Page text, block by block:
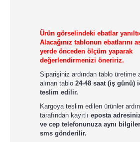
Ürün görselindeki ebatlar
Alacağınız tablonun ebatlarını
yerde önceden ölçüm yaparak
değerlendirmenizi öneririz.
Siparişiniz ardından tablo üretime
alınan tablo 24-48 saat (iş günü)
teslim edilir.
Kargoya teslim edilen ürünler
tarafından kayıtlı eposta
ve cep telefonunuza aynı
sms gönderilir.